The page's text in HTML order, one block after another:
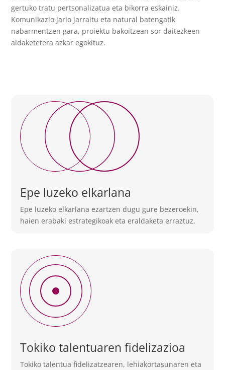
gertuko tratu pertsonalizatua eta bikorra eskainiz.
Komunikazio jario jarraitu eta natural batengatik
nabarmentzen gara, proiektu bakoitzean sor daitezkeen
aldaketetera azkar egokituz.
Epe luzeko elkarlana
Epe luzeko elkarlana ezartzen dugu gure bezeroekin,
haien erabaki estrategikoak eta eraldaketa erraztuz.
Tokiko talentuaren fidelizazioa
Tokiko talentua fidelizatzearen, lehiakortasunaren eta